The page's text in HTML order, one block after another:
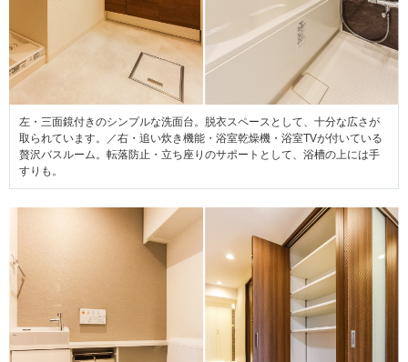
左・三面鏡付きのシンプルな洗面台。脱衣スペースとして、十分な広さが
取られています。／右・追い炊き機能・浴室乾燥機・浴室TVが付いている
贅沢バスルーム。転落防止・立ち座りのサポートとして、浴槽の上には手
すりも。